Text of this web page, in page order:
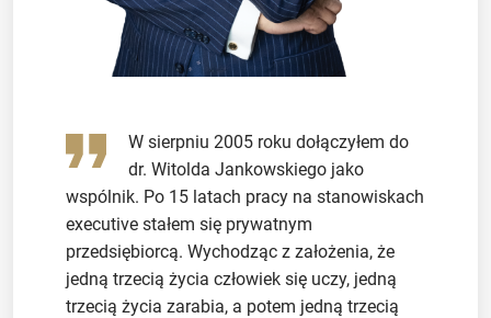
W sierpniu 2005 roku dołączyłem do
dr. Witolda Jankowskiego jako
wspólnik. Po 15 latach pracy na stanowiskach
executive stałem się prywatnym
przedsiębiorcą. Wychodząc z założenia, że
jedną trzecią życia człowiek się uczy, jedną
trzecią życia zarabia, a potem jedną trzecią